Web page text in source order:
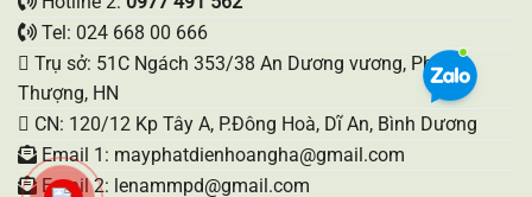
Tel: 024 668 00 666
Trụ sở: 51C Ngách 353/38 An Dương vương, Phú
Thượng, HN
CN: 120/12 Kp Tây A, P.Đông Hoà, Dĩ An, Bình Dương
Email 1: mayphatdienhoangha@gmail.com
Email 2: lenammpd@gmail.com